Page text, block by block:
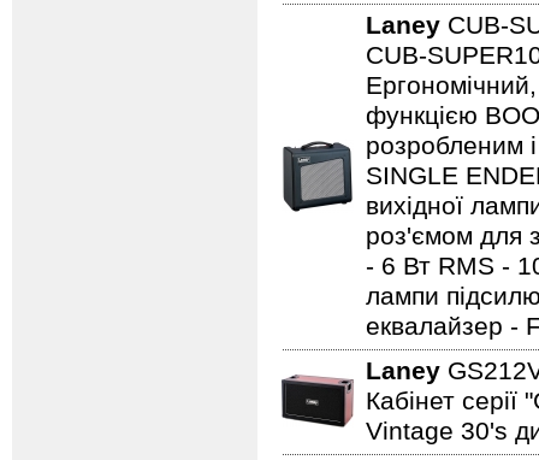
Laney CUB-
CUB-
функцією
розробленим
SINGLE
вихідної
роз'ємом для
- 6 Вт RMS -
лампи
еквалайзер -
Laney
Кабінет
Vintage 30's